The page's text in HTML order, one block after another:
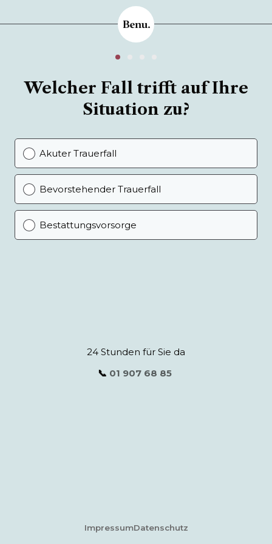
Welcher Fall trifft auf Ihre
Situation zu?
Akuter Trauerfall
Bevorstehender Trauerfall
Bestattungsvorsorge
24 Stunden für Sie da
📞 01 907 68 85
ImpressumDatenschutz